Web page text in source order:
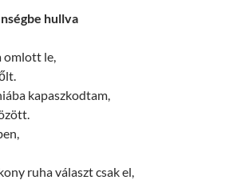
hullva
omlott le,
kapaszkodtam,
ruha választ csak el,